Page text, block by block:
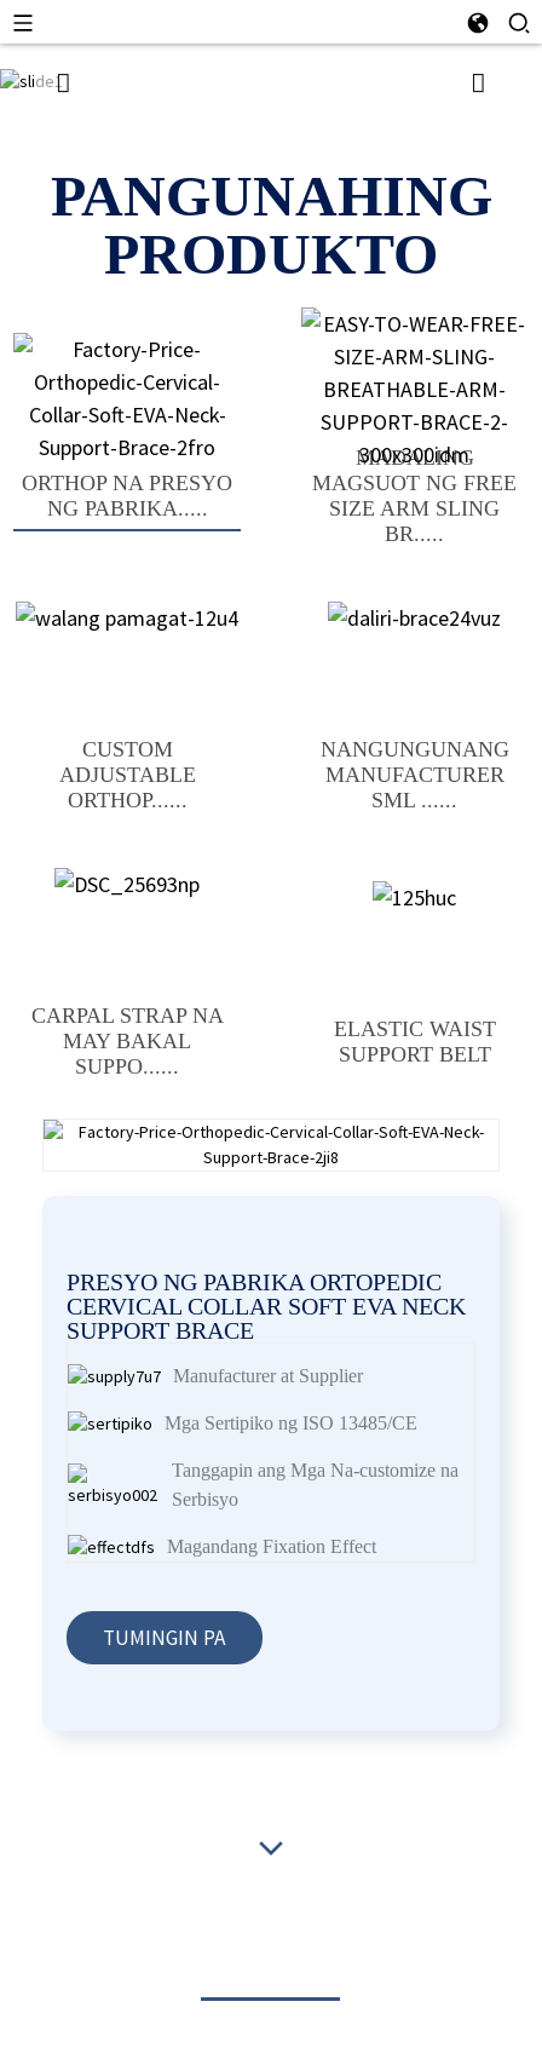
PANGUNAHING
PRODUKTO
ORTHOP NA PRESYO
NG PABRIKA.....
MADALING
MAGSUOT NG FREE
SIZE ARM SLING
BR.....
CUSTOM
ADJUSTABLE
ORTHOP......
NANGUNGUNANG
MANUFACTURER
SML ......
CARPAL STRAP NA
MAY BAKAL
SUPPO......
ELASTIC WAIST
SUPPORT BELT
PRESYO NG PABRIKA ORTOPEDIC
CERVICAL COLLAR SOFT EVA NECK
SUPPORT BRACE
Manufacturer at Supplier
Mga Sertipiko ng ISO 13485/CE
Tanggapin ang Mga Na-customize na
Serbisyo
Magandang Fixation Effect
TUMINGIN PA